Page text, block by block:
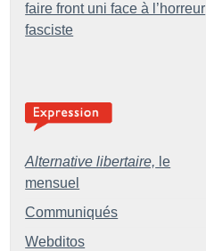
faire front uni face à l’horreur
fasciste
Alternative libertaire, le
mensuel
Communiqués
Webditos